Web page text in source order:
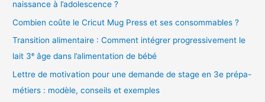
naissance à l’adolescence ?
Combien coûte le Cricut Mug Press et ses consommables ?
Transition alimentaire : Comment intégrer progressivement le
lait 3ᵉ âge dans l’alimentation de bébé
Lettre de motivation pour une demande de stage en 3e prépa-
métiers : modèle, conseils et exemples